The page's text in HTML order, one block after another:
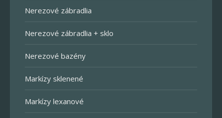
Nerezové zábradlia
Nerezové zábradlia + sklo
Nerezové bazény
Markízy sklenené
Markízy lexanové